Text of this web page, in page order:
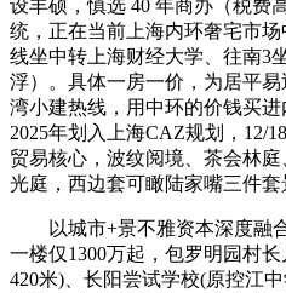
设丰硕，慎选 40 年商办（税费
统，正在当前上海内环奢宅市
线坐中转上海财经大学、往南3
浮）。具体一房一价，为居平
湾小建热线，用中环的价钱买进
2025年划入上海CAZ规划，12/
贸易核心，波纹阅境、茶会林
光庭，西边套可瞰陆家嘴三件套
以城市+景不雅资本深度融合
一楼仅1300万起，包罗明园村
420米)、长阳尝试学校(原控江